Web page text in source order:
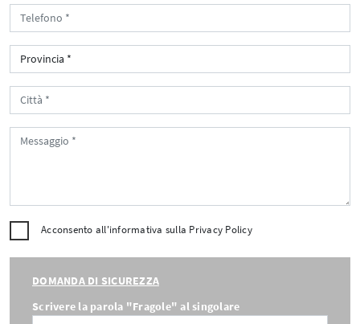
Acconsento all'informativa sulla Privacy Policy
DOMANDA DI SICUREZZA
Scrivere la parola "Fragole" al singolare